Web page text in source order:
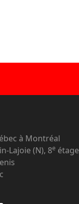
à Montréal
Lajoie (N), 8e étage